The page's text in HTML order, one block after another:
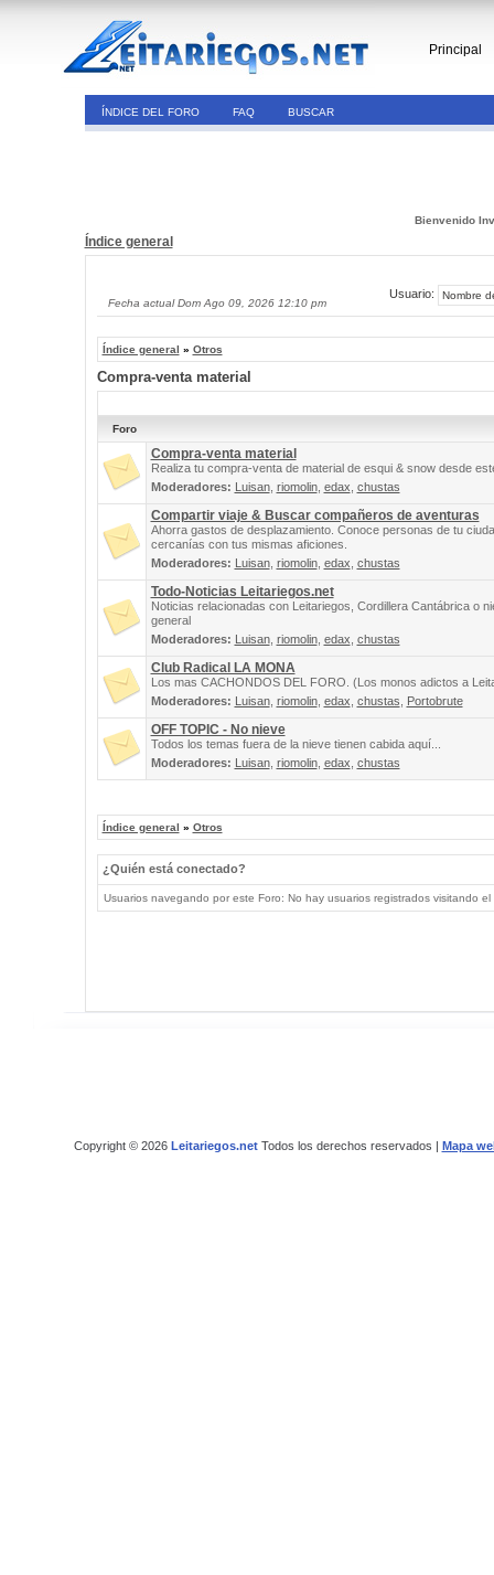
Principal
ÍNDICE DEL FORO FAQ BUSCAR
Bienvenido
Índice general
Fecha actual Dom Ago 09, 2026 12:10 pm
Usuario:
Índice general » Otros
Compra-venta material
Foro
Compra-venta material
Realiza tu compra-venta de material de esqui & snow desde
Moderadores: Luisan, riomolin, edax chustas
Compartir viaje & Buscar compañeros de aventuras
Ahorra gastos de desplazamiento. Conoce personas de tu
cercanías con tus mismas aficiones.
Moderadores: Luisan, riomolin, edax chustas
Todo-Noticias Leitariegos.net
Noticias relacionadas con Leitariegos, Cordillera Cantábrica o
general
Moderadores: Luisan, riomolin, edax chustas
Club Radical LA MONA
Los mas CACHONDOS DEL FORO. (Los monos adictos a
Moderadores: Luisan, riomolin, edax chustas Portobrute
OFF TOPIC - No nieve
Todos los temas fuera de la nieve tienen cabida aquí...
Moderadores: Luisan, riomolin, edax chustas
Índice general » Otros
¿Quién está conectado?
Usuarios navegando por este Foro: No hay usuarios registrados visitando
Copyright © 2026 Leitariegos.netTodos los derechos reservados | Mapa